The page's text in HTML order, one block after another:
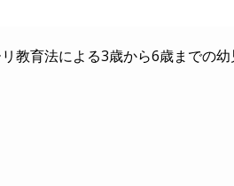
教育法による3歳から6歳までの幼